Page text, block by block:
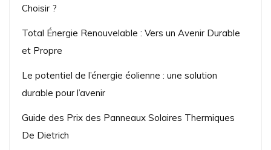
Choisir ?
Total Énergie Renouvelable : Vers un Avenir Durable
et Propre
Le potentiel de l’énergie éolienne : une solution
durable pour l’avenir
Guide des Prix des Panneaux Solaires Thermiques
De Dietrich